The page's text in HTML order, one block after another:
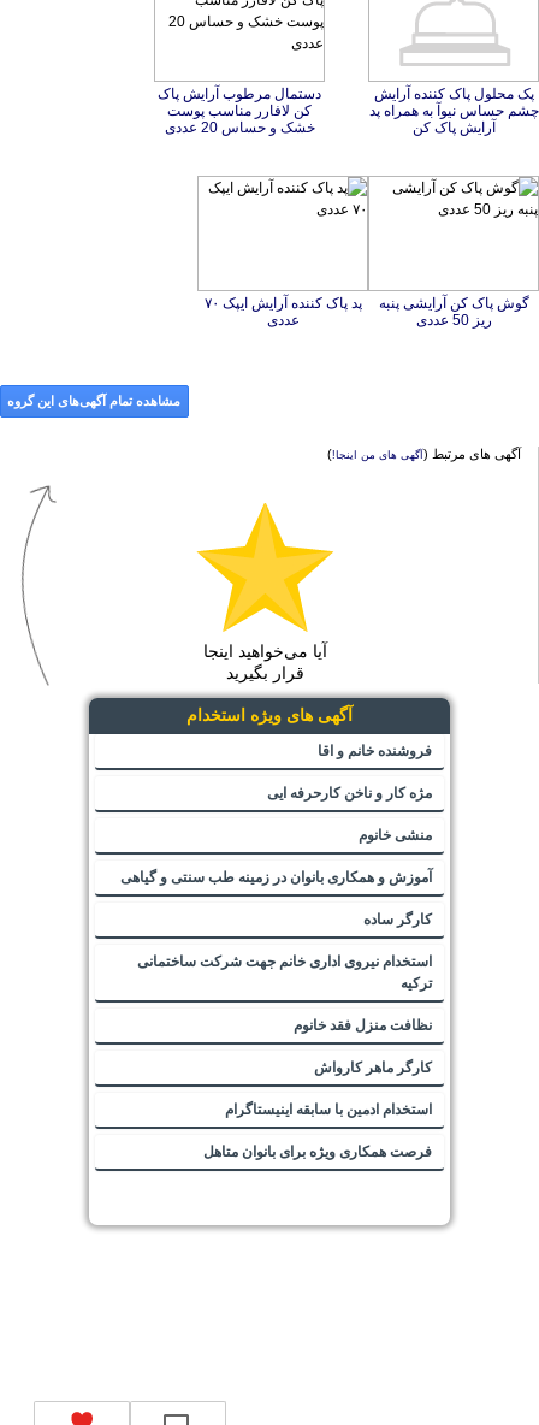
پک محلول پاک کننده آرایش
چشم حساس نیوآ به همراه پد
آرایش پاک کن
دستمال مرطوب آرایش پاک
کن لافارر مناسب پوست
خشک و حساس 20 عددی
گوش پاک کن آرایشی پنبه
ریز 50 عددی
پد پاک کننده آرایش ایپک ٧٠
عددی
مشاهده تمام آگهی‌های این گروه
آگهی های مرتبط (آگهی های من اینجا!)
آیا می‌خواهید اینجا
قرار بگیرید
آگهی های ویژه استخدام
فروشنده خانم و اقا
مژه کار و ناخن کارحرفه ایی
منشی خانوم
آموزش و همکاری بانوان در زمینه طب سنتی و گیاهی
کارگر ساده
استخدام نیروی اداری خانم جهت شرکت ساختمانی
ترکیه
نظافت منزل فقد خانوم
کارگر ماهر کارواش
استخدام ادمین با سابقه اینیستاگرام
فرصت همکاری ویژه برای بانوان متاهل